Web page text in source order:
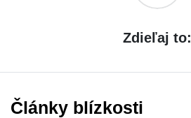
Zdieľaj to:
Články blízkosti